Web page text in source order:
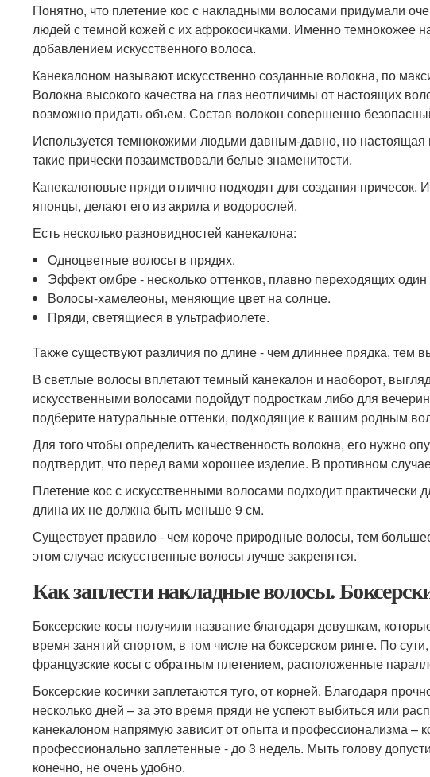
Понятно, что плетение кос с накладными волосами придумали
людей с темной кожей с их афрокосичками. Именно темнокожее
добавлением искусственного волоса.
Канекалоном называют искусственно созданные волокна, по
Волокна высокого качества на глаз неотличимы от настоящих
возможно придать объем. Состав волокон совершенно
Используется темнокожими людьми давным-давно, но настоящая
такие прически позаимствовали белые знаменитости.
Канекалоновые пряди отлично подходят для создания причесок.
японцы, делают его из акрила и водорослей.
Есть несколько разновидностей канекалона:
Одноцветные волосы в прядях.
Эффект омбре - несколько оттенков, плавно переходящих один
Волосы-хамелеоны, меняющие цвет на солнце.
Пряди, светящиеся в ультрафиолете.
Также существуют различия по длине - чем длиннее прядка, тем
В светлые волосы вплетают темный канекалон и наоборот,
искусственными волосами подойдут подросткам либо для
подберите натуральные оттенки, подходящие к вашим родным
Для того чтобы определить качественность волокна, его нужно
подтвердит, что перед вами хорошее изделие. В противном
Плетение кос с искусственными волосами подходит
длина их не должна быть меньше 9 см.
Существует правило - чем короче природные волосы, тем
этом случае искусственные волосы лучше закрепятся.
Как заплести накладные волосы.
Боксерские косы получили название благодаря девушкам,
время занятий спортом, в том числе на боксерском ринге. По
французские косы с обратным плетением, расположенные
Боксерские косички заплетаются туго, от корней. Благодаря
несколько дней – за это время пряди не успеют выбиться или
канекалоном напрямую зависит от опыта и профессионализма –
профессионально заплетенные - до 3 недель. Мыть голову
конечно, не очень удобно.